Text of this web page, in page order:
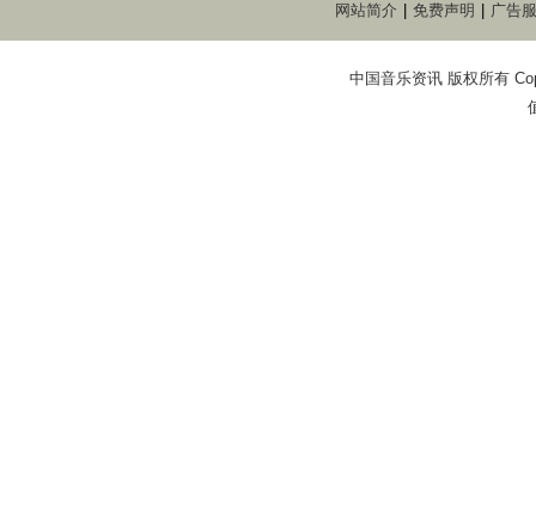
网站简介 免费声明 广告
中国音乐资讯 版权所有